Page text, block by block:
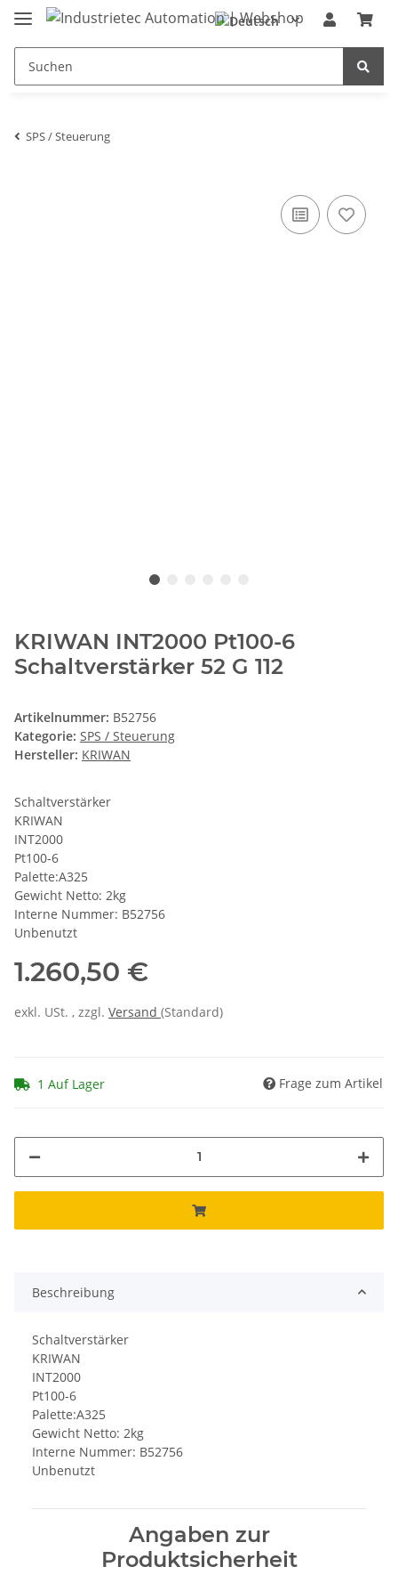
SPS / Steuerung
KRIWAN INT2000 Pt100-6
Schaltverstärker 52 G 112
Artikelnummer: B52756
Kategorie: SPS / Steuerung
Hersteller: KRIWAN
Schaltverstärker
KRIWAN
INT2000
Pt100-6
Palette:A325
Gewicht Netto: 2kg
Interne Nummer: B52756
Unbenutzt
1.260,50 €
exkl. USt. , zzgl. Versand (Standard)
1 Auf Lager Frage zum Artikel
Beschreibung
Schaltverstärker
KRIWAN
INT2000
Pt100-6
Palette:A325
Gewicht Netto: 2kg
Interne Nummer: B52756
Unbenutzt
Angaben zur
Produktsicherheit